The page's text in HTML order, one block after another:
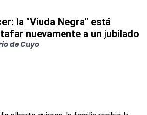
la "Viuda Negra" está
nuevamente a un jubilado
de Cuyo